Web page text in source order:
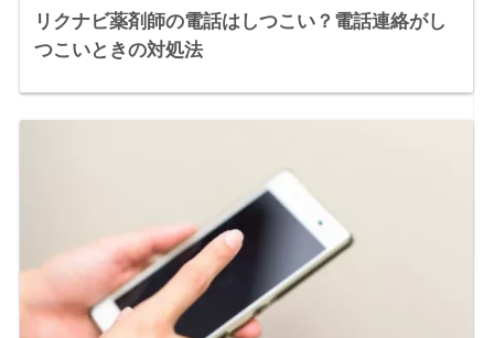
リクナビ薬剤師の電話はしつこい？電話連絡がし
つこいときの対処法